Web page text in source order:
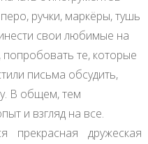
ручки, маркёры, тушь
свои любимые на
попробовать те, которые
письма обсудить,
В общем, тем
и взгляд на все.
прекрасная дружеская